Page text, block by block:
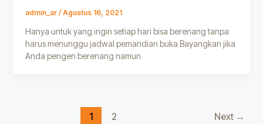
admin_ar / Agustus 16, 2021
Hanya untuk yang ingin setiap hari bisa berenang tanpa
harus menunggu jadwal pemandian buka Bayangkan jika
Anda pengen berenang namun
1 2 Next →